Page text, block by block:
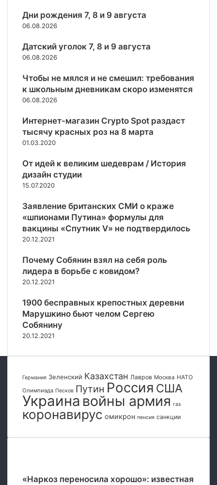
н
и
а
к
г
р
о
т
в
л
е
и
я
в
е
и
м
у
и
ц
и
а
л
ь
о
г
о
ж
л
щ
г
о
ф
о
д
о
с
а
С
А
в
о
в
е
т
а
е
г
р
о
в
к
а
ц
ю
»
у
б
р
г
в
С
и
и
в
о
и
л
в
с
ь
п
р
с
о
а
л
и
е
а
л
о
в
о
с
т
л
е
р
д
и
о
ф
а
Дни рождения 7, 8 и 9 августа
06.08.2026
Датский уголок 7, 8 и 9 августа
06.08.2026
Чтобы не мялся и не смешил: требования
к школьным дневникам скоро изменятся
06.08.2026
Интернет-магазин Crypto Spot раздаст
тысячу красных роз на 8 марта
01.03.2020
От идей к великим шедеврам / История
дизайн студии
15.07.2020
Заявление британских СМИ о краже
«шпионами Путина» формулы для
вакцины «Спутник V» не подтвердилось
20.12.2021
Почему Собянин взял на себя роль
лидера в борьбе с ковидом?
20.12.2021
1900 бесправных крепостных деревни
Марушкино бьют челом Сергею
Собянину
20.12.2021
Германия Зеленский Казахстан Лавров Москва НАТО
Олимпиада Песков Путин Россия США
Украина войны армия газ
коронавирус омикрон пенсия санкции
«Наркоз переносила хорошо»: известная